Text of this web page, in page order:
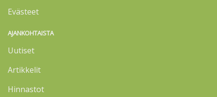
Evästeet
AJANKOHTAISTA
Uutiset
Artikkelit
Hinnastot